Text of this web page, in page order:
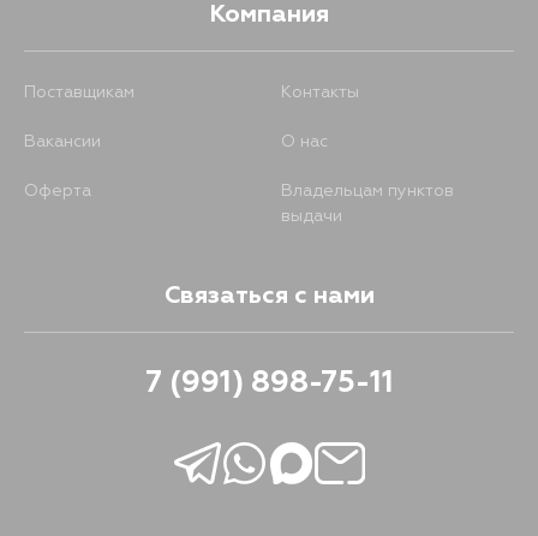
Компания
Поставщикам Контакты
Вакансии О нас
Оферта
Владельцам пунктов
выдачи
Связаться с нами
7 (991) 898-75-11